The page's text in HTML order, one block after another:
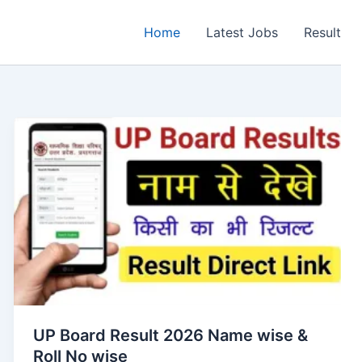
Home Latest Jobs Result
UP Board Result 2026 Name wise &
Roll No wise